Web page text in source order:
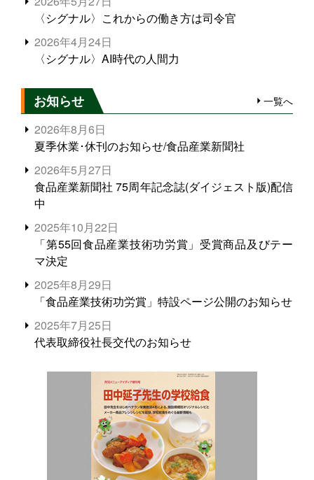
〈シグナル〉これからの働き方は司令官
2026年4月24日
〈シグナル〉AI時代の人間力
お知らせ 一覧へ
2026年8月6日
夏季休業･休刊のお知らせ/食品産業新聞社
2026年5月27日
食品産業新聞社 75周年記念誌(ダイジェスト版)配信
中
2025年10月22日
「第55回食品産業技術功労賞」受賞商品及びテー
マ決定
2025年8月29日
「食品産業技術功労賞」特設ページ公開のお知らせ
2025年7月25日
代表取締役社長交代のお知らせ